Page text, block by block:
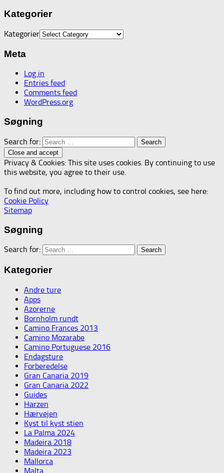
Kategorier
Kategorier
Meta
Log in
Entries feed
Comments feed
WordPress.org
Søgning
Search for:
Privacy & Cookies: This site uses cookies. By continuing to use
this website, you agree to their use.
To find out more, including how to control cookies, see here:
Cookie Policy
Sitemap
Søgning
Search for:
Kategorier
Andre ture
Apps
Azorerne
Bornholm rundt
Camino Frances 2013
Camino Mozarabe
Camino Portuguese 2016
Endagsture
Forberedelse
Gran Canaria 2019
Gran Canaria 2022
Guides
Harzen
Hærvejen
Kyst til kyst stien
La Palma 2024
Madeira 2018
Madeira 2023
Mallorca
Malta